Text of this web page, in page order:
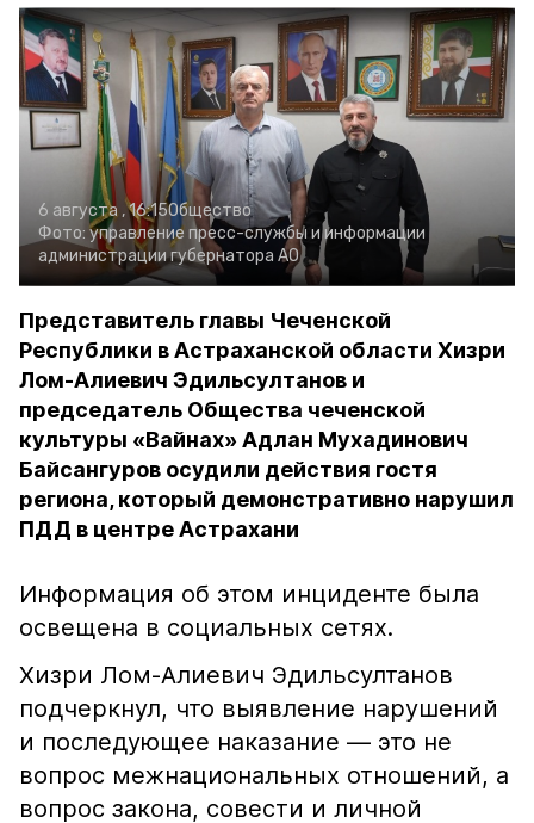
6 августа , 16:15Общество
Фото: управление пресс-службы и информации
администрации губернатора АО
Представитель главы Чеченской
Республики в Астраханской области Хизри
Лом-Алиевич Эдильсултанов и
председатель Общества чеченской
культуры «Вайнах» Адлан Мухадинович
Байсангуров осудили действия гостя
региона, который демонстративно нарушил
ПДД в центре Астрахани
Информация об этом инциденте была
освещена в социальных сетях.
Хизри Лом-Алиевич Эдильсултанов
подчеркнул, что выявление нарушений
и последующее наказание — это не
вопрос межнациональных отношений, а
вопрос закона, совести и личной